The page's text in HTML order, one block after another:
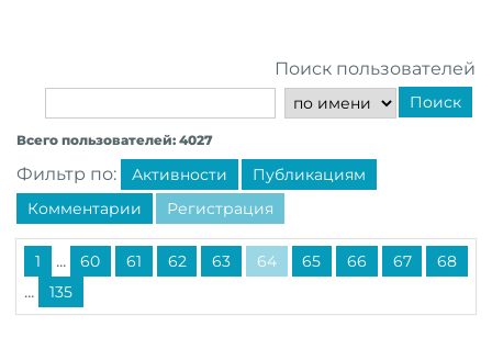
Поиск пользователей
Поиск
Всего пользователей: 4027
Фильтр по: Активности
Публикациям
Комментарии
Регистрация
1 ... 60 61 62 63 64 65 66 67 68
... 135